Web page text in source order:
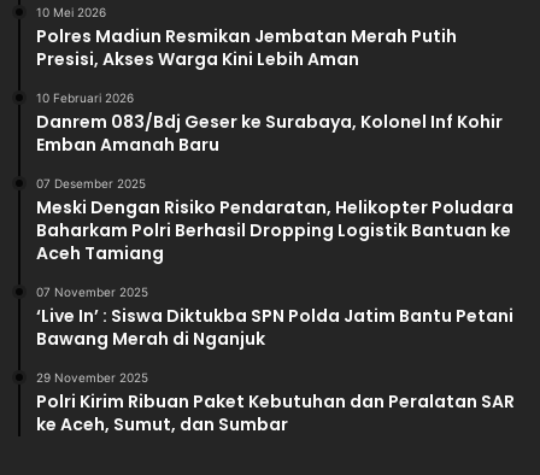
10 Mei 2026
Polres Madiun Resmikan Jembatan Merah Putih
Presisi, Akses Warga Kini Lebih Aman
10 Februari 2026
Danrem 083/Bdj Geser ke Surabaya, Kolonel Inf Kohir
Emban Amanah Baru
07 Desember 2025
Meski Dengan Risiko Pendaratan, Helikopter Poludara
Baharkam Polri Berhasil Dropping Logistik Bantuan ke
Aceh Tamiang
07 November 2025
‘Live In’ : Siswa Diktukba SPN Polda Jatim Bantu Petani
Bawang Merah di Nganjuk
29 November 2025
Polri Kirim Ribuan Paket Kebutuhan dan Peralatan SAR
ke Aceh, Sumut, dan Sumbar